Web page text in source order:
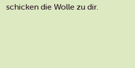
schicken die Wolle zu dir.